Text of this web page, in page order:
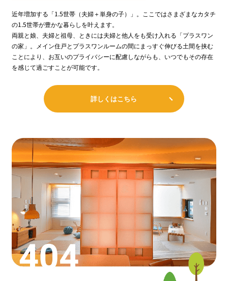
近年増加する「1.5世帯（夫婦＋単身の子）」。ここではさまざまなカタチ
の1.5世帯が豊かな暮らしを叶えます。
両親と娘、夫婦と祖母、ときには夫婦と他人をも受け入れる「プラスワン
の家」。メイン住戸とプラスワンルームの間にまっすぐ伸びる土間を挟む
ことにより、お互いのプライバシーに配慮しながらも、いつでもその存在
を感じて過ごすことが可能です。
詳しくはこちら